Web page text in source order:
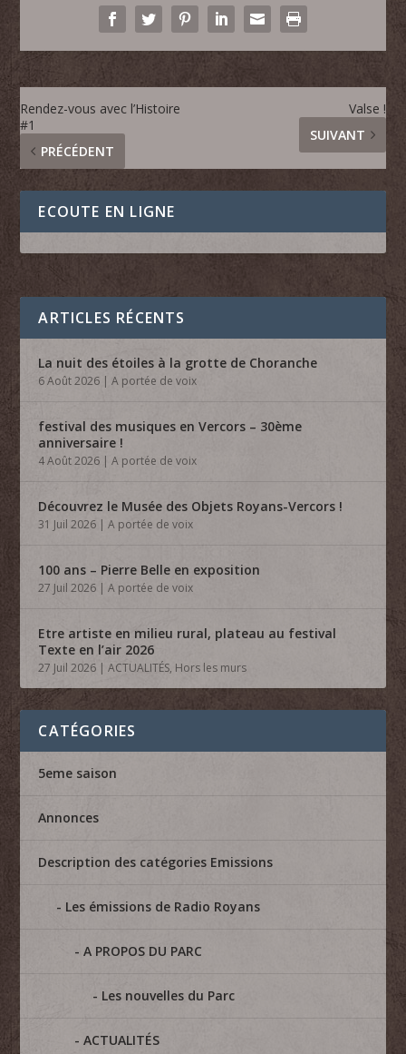
Rendez-vous avec l’Histoire
#1
PRÉCÉDENT
Valse !
SUIVANT
ECOUTE EN LIGNE
ARTICLES RÉCENTS
La nuit des étoiles à la grotte de Choranche
6 Août 2026 |A portée de voix
festival des musiques en Vercors – 30ème
anniversaire !
4 Août 2026 |A portée de voix
Découvrez le Musée des Objets Royans-Vercors !
31 Juil 2026 |A portée de voix
100 ans – Pierre Belle en exposition
27 Juil 2026 |A portée de voix
Etre artiste en milieu rural, plateau au festival
Texte en l’air 2026
27 Juil 2026 |ACTUALITÉS, Hors les murs
CATÉGORIES
5eme saison
Annonces
Description des catégories Emissions
Les émissions de Radio Royans
A PROPOS DU PARC
Les nouvelles du Parc
ACTUALITÉS